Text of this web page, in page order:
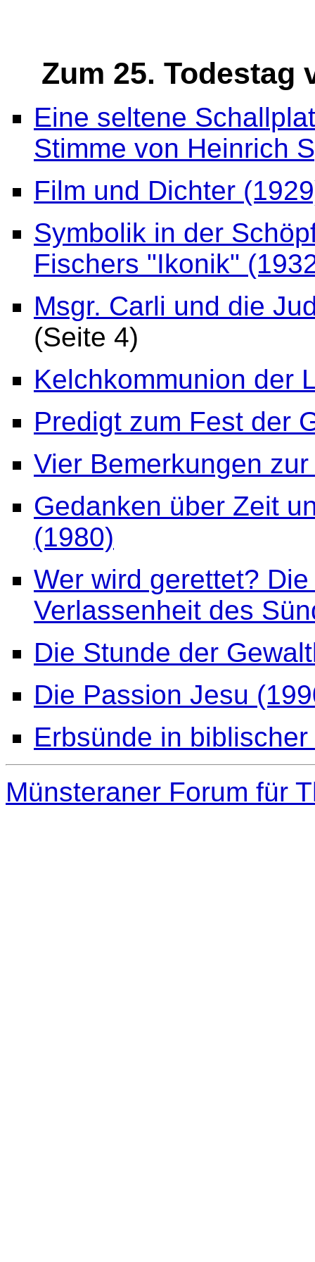
Zum 25. Todestag
Eine seltene
Stimme von Heinrich
Film und Dichter
Symbolik in der
Fischers "Ikonik"
Msgr. Carli und die
(Seite 4)
Kelchkommunion der
Predigt zum Fest der
Vier Bemerkungen
Gedanken über Zeit
(1980)
Wer wird gerettet?
Verlassenheit des
Die Stunde der
Die Passion Jesu
Erbsünde in
Münsteraner Forum für